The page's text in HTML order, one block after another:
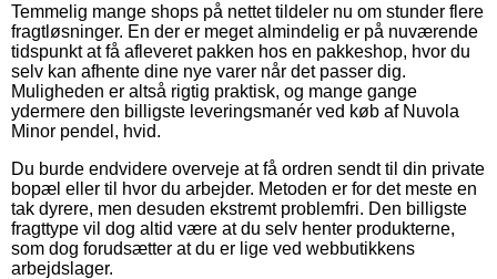
Temmelig mange shops på nettet tildeler nu om stunder flere
fragtløsninger. En der er meget almindelig er på nuværende
tidspunkt at få afleveret pakken hos en pakkeshop, hvor du
selv kan afhente dine nye varer når det passer dig.
Muligheden er altså rigtig praktisk, og mange gange
ydermere den billigste leveringsmanér ved køb af Nuvola
Minor pendel, hvid.
Du burde endvidere overveje at få ordren sendt til din private
bopæl eller til hvor du arbejder. Metoden er for det meste en
tak dyrere, men desuden ekstremt problemfri. Den billigste
fragttype vil dog altid være at du selv henter produkterne,
som dog forudsætter at du er lige ved webbutikkens
arbejdslager.